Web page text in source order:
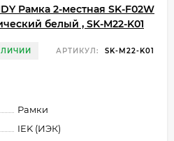
Рамка 2-местная SK-F02W
белый , SK-M22-K01
АРТИКУЛ: SK-M22-K01
Рамки
IEK (ИЭК)